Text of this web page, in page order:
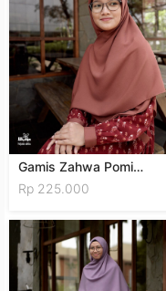
Gamis Zahwa Pomi
Strawberry
Rp 225.000